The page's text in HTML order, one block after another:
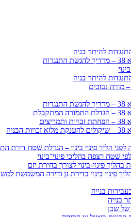
להיתר בניה
להיתר בניה
מורה נבוכים
לפני הליך פינוי בינוי – הגדלת שטח
שטח רצפה בהליכי פינוי־בינוי
בהליך פינוי-בינוי לצורך בחירת יזם
פינוי בינוי בדירת גן ודירה המשמשת
בנייה
בנייה
של שכן